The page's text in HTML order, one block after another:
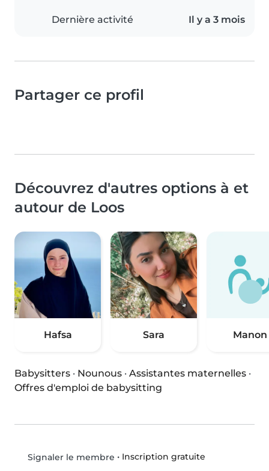
Dernière activité Il y a 3 mois
Partager ce profil
Découvrez d'autres options à et
autour de Loos
Hafsa Sara Manon
Babysitters · Nounous · Assistantes maternelles ·
Offres d'emploi de babysitting
Signaler le membre • Inscription gratuite